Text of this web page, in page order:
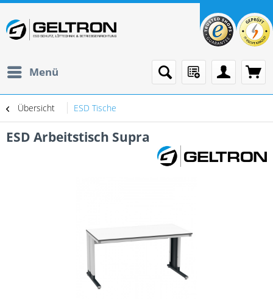
Menü
Übersicht ESD Tische
ESD Arbeitstisch Supra